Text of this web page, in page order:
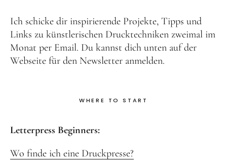
Ich schicke dir inspirierende Projekte, Tipps und
Links zu künstlerischen Drucktechniken zweimal im
Monat per Email. Du kannst dich unten auf der
Webseite für den Newsletter anmelden.
WHERE TO START
Letterpress Beginners:
Wo finde ich eine Druckpresse?